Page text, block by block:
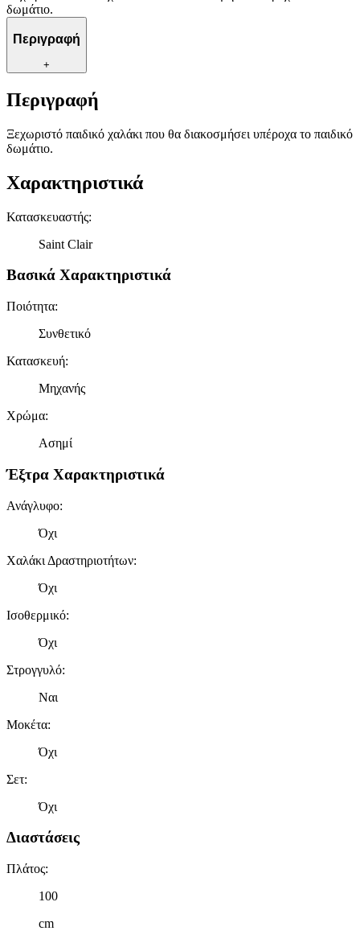
δωμάτιο.
Περιγραφή
+
Περιγραφή
Ξεχωριστό παιδικό χαλάκι που θα διακοσμήσει υπέροχα το παιδικό
δωμάτιο.
Χαρακτηριστικά
Κατασκευαστής:
Saint Clair
Βασικά Χαρακτηριστικά
Ποιότητα:
Συνθετικό
Κατασκευή:
Μηχανής
Χρώμα:
Ασημί
Έξτρα Χαρακτηριστικά
Ανάγλυφο:
Όχι
Χαλάκι Δραστηριοτήτων:
Όχι
Ισοθερμικό:
Όχι
Στρογγυλό:
Ναι
Μοκέτα:
Όχι
Σετ:
Όχι
Διαστάσεις
Πλάτος:
100
cm